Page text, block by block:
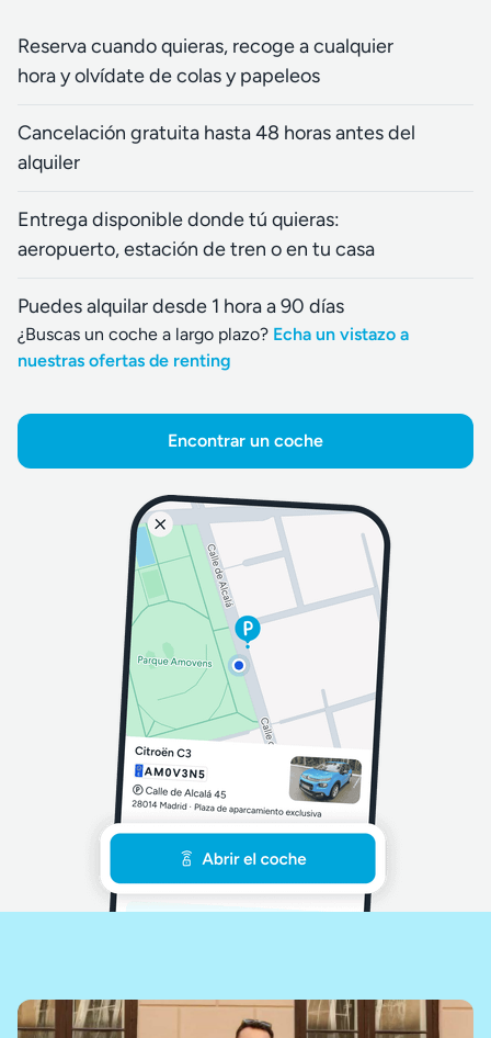
Reserva cuando quieras, recoge a cualquier
hora y olvídate de colas y papeleos
Cancelación gratuita hasta 48 horas antes del
alquiler
Entrega disponible donde tú quieras:
aeropuerto, estación de tren o en tu casa
Puedes alquilar desde 1 hora a 90 días
¿Buscas un coche a largo plazo? Echa un vistazo a
nuestras ofertas de renting
Encontrar un coche